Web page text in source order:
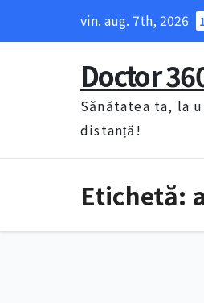
vin. aug. 7th, 2026
Doctor
Sănătatea ta, la
distanță!
Etichetă: